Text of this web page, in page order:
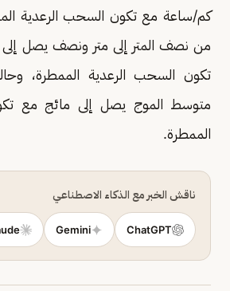
كم/ساعة مع تكون السحب الرعدية
من نصف المتر إلى متر ونصف يصل
تكون السحب الرعدية الممطرة،
متوسط الموج يصل إلى مائج مع
الممطرة.
ناقش الخبر مع الذكاء الاصطناعي
ChatGPT
Gemini